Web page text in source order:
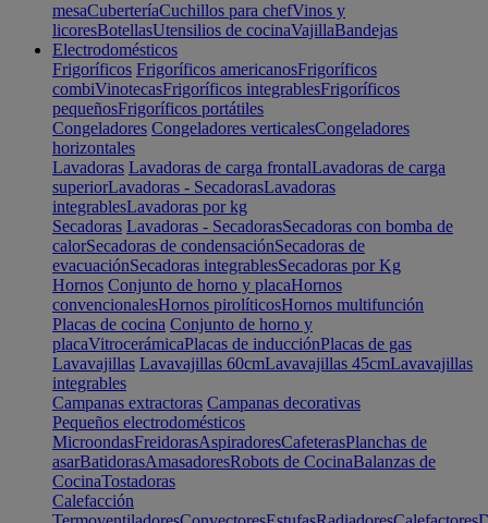
mesaCuberteríaCuchillos para chefVinos y
licoresBotellasUtensilios de cocinaVajillaBandejas
Electrodomésticos
Frigoríficos Frigoríficos americanosFrigoríficos
combiVinotecasFrigoríficos integrablesFrigoríficos
pequeñosFrigoríficos portátiles
Congeladores Congeladores verticalesCongeladores
horizontales
Lavadoras Lavadoras de carga frontalLavadoras de carga
superiorLavadoras - SecadorasLavadoras
integrablesLavadoras por kg
Secadoras Lavadoras - SecadorasSecadoras con bomba de
calorSecadoras de condensaciónSecadoras de
evacuaciónSecadoras integrablesSecadoras por Kg
Hornos Conjunto de horno y placaHornos
convencionalesHornos pirolíticosHornos multifunción
Placas de cocina Conjunto de horno y
placaVitrocerámicaPlacas de inducciónPlacas de gas
Lavavajillas Lavavajillas 60cmLavavajillas 45cmLavavajillas
integrables
Campanas extractoras Campanas decorativas
Pequeños electrodomésticos
MicroondasFreidorasAspiradoresCafeterasPlanchas de
asarBatidorasAmasadoresRobots de CocinaBalanzas de
CocinaTostadoras
Calefacción